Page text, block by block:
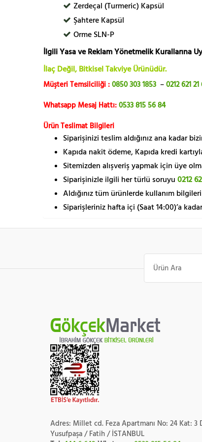
Zerdeçal (Turmeric) Kapsül
Şahtere Kapsül
Orme SLN-P
İlgili Yasa ve Reklam Yönetmelik Kurallarına
İlaç Değil, Bitkisel Takviye Ürünüdür.
Müşteri Temsilciliği :0850 303 1853 –0212 621
Whatsapp Mesaj Hattı:0533 815 56 84
Ürün Teslimat Bilgileri
Siparişinizi teslim aldığınız ana kadar
Kapıda nakit ödeme, Kapıda kredi
Sitemizden alışveriş yapmak için üye
Siparişinizle ilgili her türlü soruyu 0212
Aldığınız tüm ürünlerde kullanım
Siparişleriniz hafta içi (Saat 14:00)’a
Ara:
Adres: Millet cd. Feza Apartmanı No: 24 Kat: 3
Yusufpaşa / Fatih / İSTANBUL